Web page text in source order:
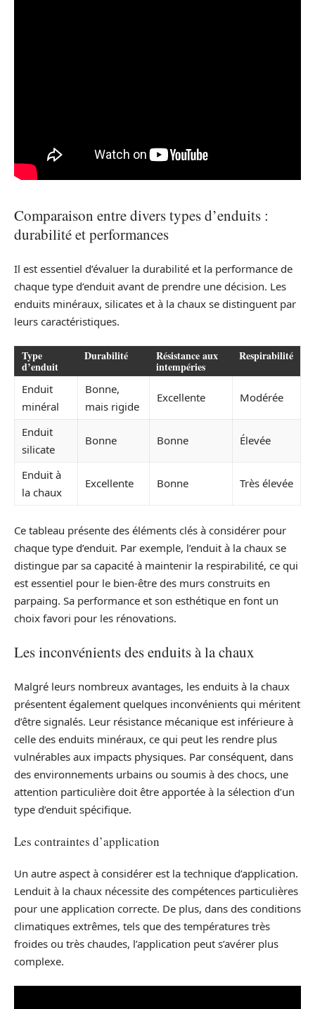
Comparaison entre divers types d’enduits :
durabilité et performances
Il est essentiel d’évaluer la durabilité et la performance de
chaque type d’enduit avant de prendre une décision. Les
enduits minéraux, silicates et à la chaux se distinguent par
leurs caractéristiques.
Type
d’enduit
Durabilité Résistance aux
intempéries
Respirabilité
Enduit
minéral
Bonne,
mais rigide
Excellente Modérée
Enduit
silicate
Bonne Bonne Élevée
Enduit à
la chaux
Excellente Bonne Très élevée
Ce tableau présente des éléments clés à considérer pour
chaque type d’enduit. Par exemple, l’enduit à la chaux se
distingue par sa capacité à maintenir la respirabilité, ce qui
est essentiel pour le bien-être des murs construits en
parpaing. Sa performance et son esthétique en font un
choix favori pour les rénovations.
Les inconvénients des enduits à la chaux
Malgré leurs nombreux avantages, les enduits à la chaux
présentent également quelques inconvénients qui méritent
d’être signalés. Leur résistance mécanique est inférieure à
celle des enduits minéraux, ce qui peut les rendre plus
vulnérables aux impacts physiques. Par conséquent, dans
des environnements urbains ou soumis à des chocs, une
attention particulière doit être apportée à la sélection d’un
type d’enduit spécifique.
Les contraintes d’application
Un autre aspect à considérer est la technique d’application.
Lenduit à la chaux nécessite des compétences particulières
pour une application correcte. De plus, dans des conditions
climatiques extrêmes, tels que des températures très
froides ou très chaudes, l’application peut s’avérer plus
complexe.